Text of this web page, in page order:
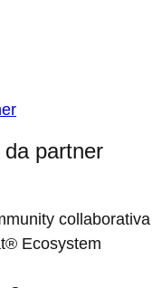
partner
collaborativa
Ecosystem